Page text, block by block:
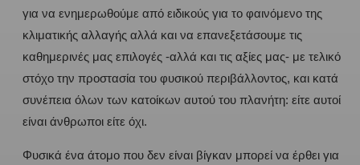
για να ενημερωθούμε από ειδικούς για το φαινόμενο της
κλιματικής αλλαγής αλλά και να επανεξετάσουμε τις
καθημερινές μας επιλογές -αλλά και τις αξίες μας- με τελικό
στόχο την προστασία του φυσικού περιβάλλοντος, και κατά
συνέπεια όλων των κατοίκων αυτού του πλανήτη: είτε αυτοί
είναι άνθρωποι είτε όχι.
Φυσικά ένα άτομο που δεν είναι βίγκαν μπορεί να έρθει για